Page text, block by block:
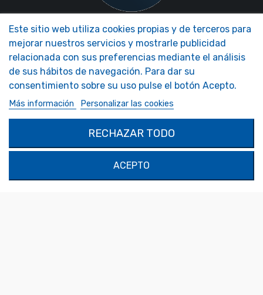
NOS MIROIRS
Accesorios Espejos
Espejos de autocaravanas
Espejos de seguridad
Espejos decorativos
NUESTRA EMPRESA
Tendencia Espejo Presentación
FAQ - Foire aux Questions
MON COMPTE
Mi Cuenta
PRODUCTOS
Contáctenos
1324 Boulevard du Vivarais
Este sitio web utiliza cookies propias y de terceros para
mejorar nuestros servicios y mostrarle publicidad
relacionada con sus preferencias mediante el análisis
de sus hábitos de navegación. Para dar su
consentimiento sobre su uso pulse el botón Acepto.
Más información Personalizar las cookies
RECHAZAR TODO
ACEPTO